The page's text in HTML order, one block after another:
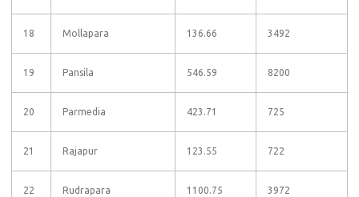
18 Mollapara 136.66 3492
19 Pansila 546.59 8200
20 Parmedia 423.71 725
21 Rajapur 123.55 722
22 Rudrapara 1100.75 3972